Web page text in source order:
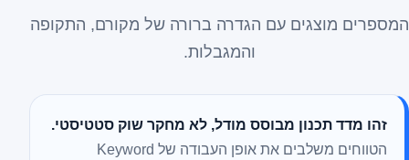
המספרים מוצגים עם הגדרה ברורה של מקורם, התקופה
והמגבלות.
זהו מדד תכנון מבוסס מודל, לא מחקר שוק סטטיסטי.
הטווחים משלבים את אופן העבודה של Keyword